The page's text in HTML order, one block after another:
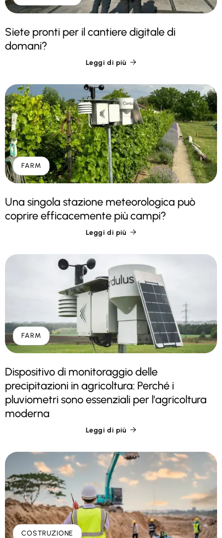
Siete pronti per il cantiere digitale di
domani?
Leggi di più 
FARM
Una singola stazione meteorologica può
coprire efficacemente più campi?
Leggi di più 
FARM
Dispositivo di monitoraggio delle
precipitazioni in agricoltura: Perché i
pluviometri sono essenziali per l'agricoltura
moderna
Leggi di più 
COSTRUZIONE